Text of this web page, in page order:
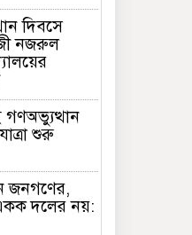
দিবসে
নজরুল
শুরু
জনগণের,
দলের নয়: